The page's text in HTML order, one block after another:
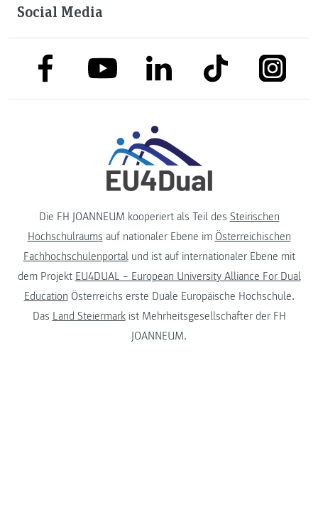
Social Media
link to facebooklink to youtubelink to linkedinlink to tiktok
Die FH JOANNEUM kooperiert als Teil des Steirischen
Hochschulraums auf nationaler Ebene im Österreichischen
Fachhochschulenportalund ist auf internationaler Ebene mit
dem Projekt EU4DUAL – European University Alliance For Dual
Education Österreichs erste Duale Europäische Hochschule.
Das Land Steiermarkist Mehrheitsgesellschafter der FH
JOANNEUM.